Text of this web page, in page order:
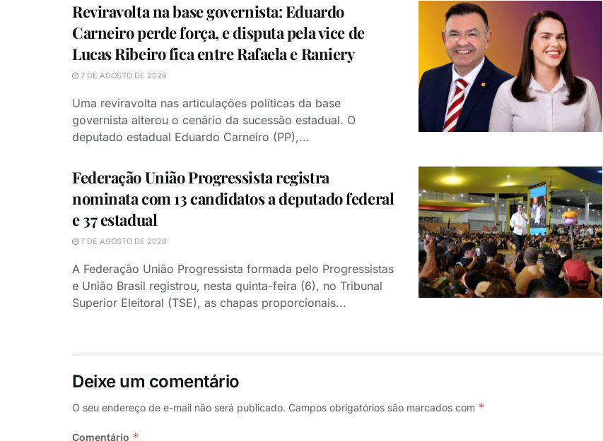
Reviravolta na base governista: Eduardo
Carneiro perde força, e disputa pela vice de
Lucas Ribeiro fica entre Rafaela e Raniery
7 DE AGOSTO DE 2026
Uma reviravolta nas articulações políticas da base
governista alterou o cenário da sucessão estadual. O
deputado estadual Eduardo Carneiro (PP),...
Federação União Progressista registra
nominata com 13 candidatos a deputado federal
e 37 estadual
7 DE AGOSTO DE 2026
A Federação União Progressista formada pelo Progressistas
e União Brasil registrou, nesta quinta-feira (6), no Tribunal
Superior Eleitoral (TSE), as chapas proporcionais...
Deixe um comentário
O seu endereço de e-mail não será publicado. Campos obrigatórios são marcados com *
Comentário *